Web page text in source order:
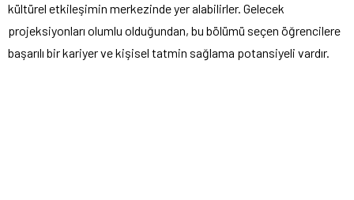
kültürel etkileşimin merkezinde yer alabilirler. Gelecek
projeksiyonları olumlu olduğundan, bu bölümü seçen öğrencilere
başarılı bir kariyer ve kişisel tatmin sağlama potansiyeli vardır.